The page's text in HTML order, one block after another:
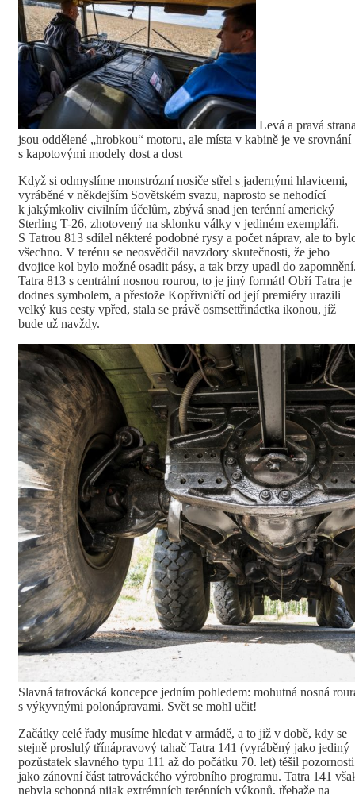
Levá a pravá
jsou oddělené „hrobkou“ motoru, ale místa v kabině je ve srovnání
s kapotovými modely dost a dost
Když si odmyslíme monstrózní nosiče střel s jadernými hlavicemi,
vyráběné v někdejším Sovětském svazu, naprosto se nehodící
k jakýmkoliv civilním účelům, zbývá snad jen terénní americký
Sterling T-26, zhotovený na sklonku války v jediném exempláři.
S Tatrou 813 sdílel některé podobné rysy a počet náprav, ale to
všechno. V terénu se neosvědčil navzdory skutečnosti, že jeho
dvojice kol bylo možné osadit pásy, a tak brzy upadl do
Tatra 813 s centrální nosnou rourou, to je jiný formát! Obří Tatra je
dodnes symbolem, a přestože Kopřivničtí od její premiéry urazili
velký kus cesty vpřed, stala se právě osmsettřináctka ikonou, jíž
bude už navždy.
Slavná tatrovácká koncepce jedním pohledem: mohutná nosná
s výkyvnými polonápravami. Svět se mohl učit!
Začátky celé řady musíme hledat v armádě, a to již v době, kdy se
stejně proslulý třínápravový tahač Tatra 141 (vyráběný jako jediný
pozůstatek slavného typu 111 až do počátku 70. let) těšil pozornosti
jako zánovní část tatrováckého výrobního programu. Tatra 141
nebyla schopná nijak extrémních terénních výkonů, třebaže na